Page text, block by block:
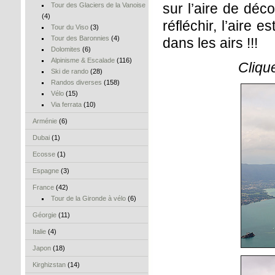
Tour des Glaciers de la Vanoise
(4)
Tour du Viso(3)
Tour des Baronnies (4)
Dolomites (6)
Alpinisme & Escalade(116)
Ski de rando(28)
Randos diverses (158)
Vélo(15)
Via ferrata(10)
Arménie (6)
Dubai (1)
Ecosse (1)
Espagne (3)
France (42)
Tour de la Gironde à vélo(6)
Géorgie (11)
Italie (4)
Japon (18)
Kirghizstan (14)
sur l’aire de
réfléchir, l’aire
dans les airs !!!